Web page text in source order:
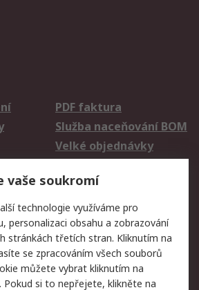
PDF faktura
Služba naceňování BOM
Velké objednávky
Obchodní podmínky
společnosti RS
Zabezpečení
elektronické pošty
vaše soukromí
technologie využíváme pro
personalizaci obsahu a zobrazování
stránkách třetích stran. Kliknutím na
se zpracováním všech souborů
můžete vybrat kliknutím na
Pokud si to nepřejete, klikněte na